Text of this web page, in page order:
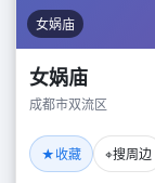
女娲庙
女娲庙
成都市双流区
★收藏 ⌖搜周边